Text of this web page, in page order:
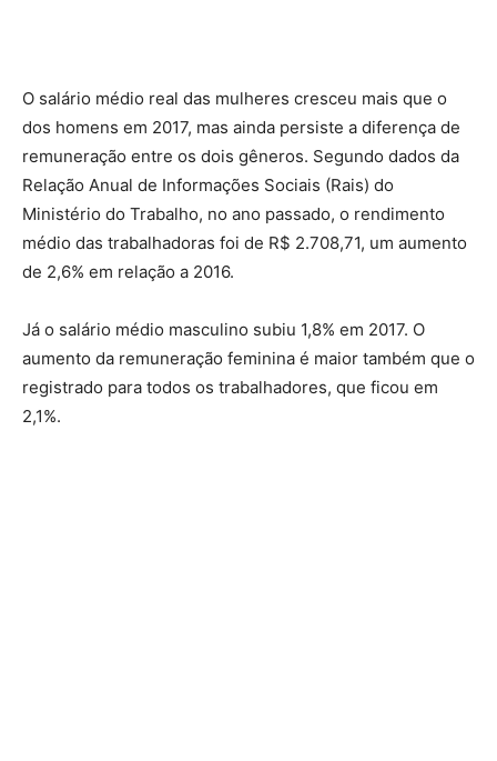
O salário médio real das mulheres cresceu mais que o
dos homens em 2017, mas ainda persiste a diferença de
remuneração entre os dois gêneros. Segundo dados da
Relação Anual de Informações Sociais (Rais) do
Ministério do Trabalho, no ano passado, o rendimento
médio das trabalhadoras foi de R$ 2.708,71, um aumento
de 2,6% em relação a 2016.
Já o salário médio masculino subiu 1,8% em 2017. O
aumento da remuneração feminina é maior também que o
registrado para todos os trabalhadores, que ficou em
2,1%.